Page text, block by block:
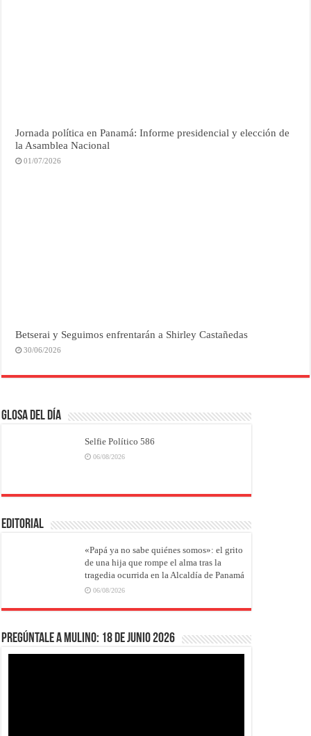
Jornada política en Panamá: Informe presidencial y elección de
la Asamblea Nacional
01/07/2026
Betserai y Seguimos enfrentarán a Shirley Castañedas
30/06/2026
Glosa del Día
Selfie Político 586
06/08/2026
EDITORIAL
«Papá ya no sabe quiénes somos»: el grito
de una hija que rompe el alma tras la
tragedia ocurrida en la Alcaldía de Panamá
06/08/2026
Pregúntale a Mulino: 18 de junio 2026